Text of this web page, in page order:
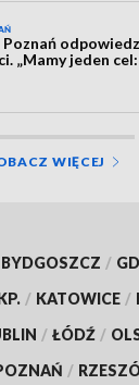
Poznań
„Mamy jeden
WIĘCEJ
BYDGOSZCZ /
/ KATOWICE /
/ ŁÓDŹ /
/